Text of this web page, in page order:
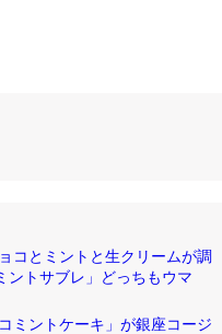
コとミントと生クリームが調
ントサブレ」どっちもウマ
ミントケーキ」が銀座コージ